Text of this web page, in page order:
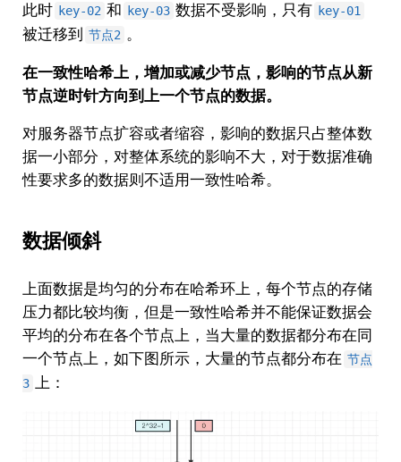
此时 key-02 和 key-03 数据不受影响，只有 key-01
被迁移到 节点2 。
在一致性哈希上，增加或减少节点，影响的节点从新
节点逆时针方向到上一个节点的数据。
对服务器节点扩容或者缩容，影响的数据只占整体数
据一小部分，对整体系统的影响不大，对于数据准确
性要求多的数据则不适用一致性哈希。
数据倾斜
上面数据是均匀的分布在哈希环上，每个节点的存储
压力都比较均衡，但是一致性哈希并不能保证数据会
平均的分布在各个节点上，当大量的数据都分布在同
一个节点上，如下图所示，大量的节点都分布在 节点
3 上：